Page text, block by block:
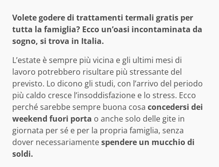
Volete godere di trattamenti termali gratis per
tutta la famiglia? Ecco un’oasi incontaminata da
sogno, si trova in Italia.
L’estate è sempre più vicina e gli ultimi mesi di
lavoro potrebbero risultare più stressante del
previsto. Lo dicono gli studi, con l’arrivo del periodo
più caldo cresce l’insoddisfazione e lo stress. Ecco
perché sarebbe sempre buona cosa concedersi dei
weekend fuori porta o anche solo delle gite in
giornata per sé e per la propria famiglia, senza
dover necessariamentespendere un mucchio di
soldi.